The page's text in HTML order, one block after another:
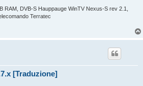
RAM, DVB-S Hauppauge WinTV Nexus-S rev 2.1,
Terratec
[Traduzione]